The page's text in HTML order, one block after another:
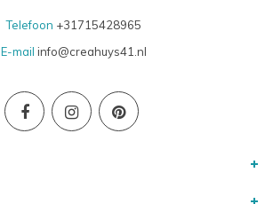
Telefoon +31715428965
E-mail info@creahuys41.nl